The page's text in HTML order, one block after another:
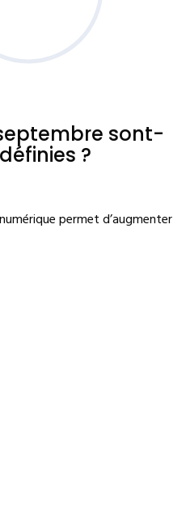
sont-
?
permet d’augmenter